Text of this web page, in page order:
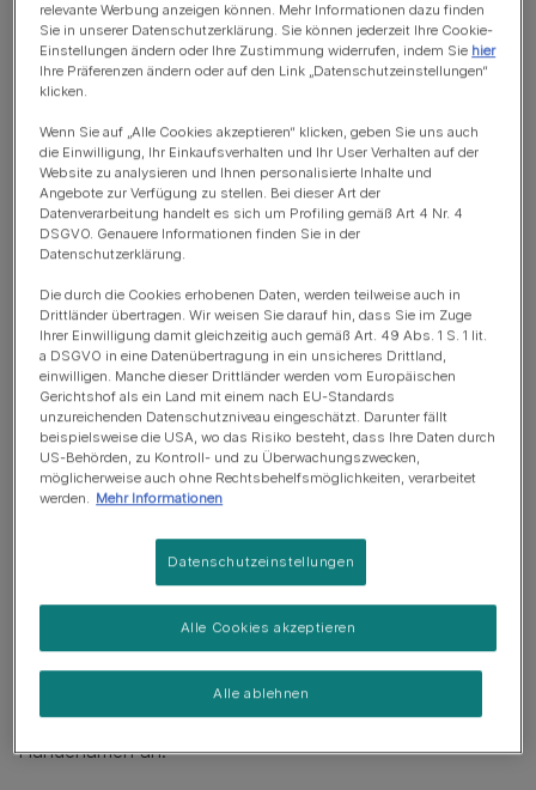
Lustige Hundenamen
männlich: Die TOP 10!
Aus welchen Bereichen lustige Hundenamen für einen
Sie stammen vorwiegend aus Comics, Disney Filmen,
erinnern an Essen oder Getränke oder sind Anspielungen
auf Actionfiguren.
Wenn du nicht lange nach lustigen Hundenamen für
deinen männlichen Begleiter suchen möchtest, dann
schaue dir unsere TOP 10 Liste der lustigsten
Hundenamen an.
relevante Werbung anzeigen können. Mehr Informationen dazu finden
Sie in unserer Datenschutzerklärung. Sie können jederzeit Ihre Cookie-
Einstellungen ändern oder Ihre Zustimmung widerrufen, indem Sie hier
Ihre Präferenzen ändern oder auf den Link „Datenschutzeinstellungen“
klicken.
Wenn Sie auf „Alle Cookies akzeptieren“ klicken, geben Sie uns auch
die Einwilligung, Ihr Einkaufsverhalten und Ihr User Verhalten auf der
Website zu analysieren und Ihnen personalisierte Inhalte und
Angebote zur Verfügung zu stellen. Bei dieser Art der
Datenverarbeitung handelt es sich um Profiling gemäß Art 4 Nr. 4
DSGVO. Genauere Informationen finden Sie in der
Datenschutzerklärung.
Die durch die Cookies erhobenen Daten, werden teilweise auch in
Drittländer übertragen. Wir weisen Sie darauf hin, dass Sie im Zuge
Ihrer Einwilligung damit gleichzeitig auch gemäß Art. 49 Abs. 1 S. 1 lit.
a DSGVO in eine Datenübertragung in ein unsicheres Drittland,
einwilligen. Manche dieser Drittländer werden vom Europäischen
Gerichtshof als ein Land mit einem nach EU-Standards
unzureichenden Datenschutzniveau eingeschätzt. Darunter fällt
beispielsweise die USA, wo das Risiko besteht, dass Ihre Daten durch
US-Behörden, zu Kontroll- und zu Überwachungszwecken,
möglicherweise auch ohne Rechtsbehelfsmöglichkeiten, verarbeitet
werden. Mehr Informationen
Datenschutzeinstellungen
Alle ablehnen
Alle Cookies akzeptieren